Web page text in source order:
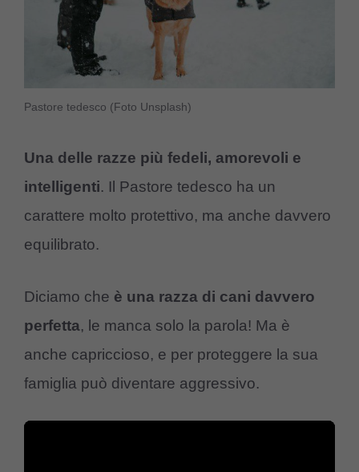
Pastore tedesco (Foto Unsplash)
Una delle razze più fedeli, amorevoli e
intelligenti. Il Pastore tedesco ha un
carattere molto protettivo, ma anche davvero
equilibrato.
Diciamo che è una razza di cani davvero
perfetta, le manca solo la parola! Ma è
anche capriccioso, e per proteggere la sua
famiglia può diventare aggressivo.